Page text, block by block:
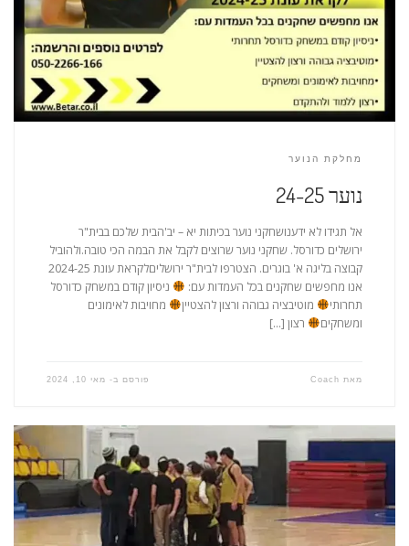
מחלקת הנוער
נוער 24-25
אל תגידו לא ידענושחקני נוער בכיתות יא – יב'הבית שלכם בבית"ר
ירושלים כדורסל. שחקני נוער שרוצים לקבל את הבמה הכי טובה.ולהוביל
קבוצה בליגה א' בוגרים. הצטרפו לבית"ר ירושליםלקראת עונת 2024-25
אנו מחפשים שחקנים בכל העמדות עם:
ניסיון קודם במשחק כדורסל
תחרותי
מוטיבציה גבוהה ורצון להצטיין
מחויבות לאימונים
ומשחקים
רצון […]
מאת Coach פורסם ב- מאי 10, 2024